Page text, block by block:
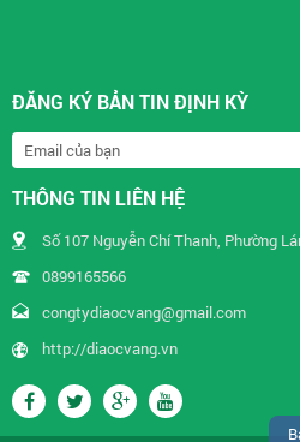
ĐĂNG KÝ BẢN TIN ĐỊNH KỲ
THÔNG TIN LIÊN HỆ
Số 107 Nguyễn Chí Thanh, Phường
0899165566
congtydiaocvang@gmail.com
http://diaocvang.vn